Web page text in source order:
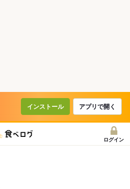
インストール アプリで開く
ログイン